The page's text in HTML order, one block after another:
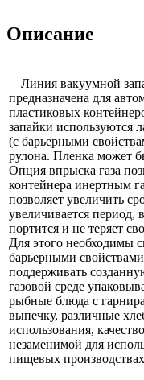
Описание
Линия вакуумной
предназначена для
пластиковых
запайки используются
(с барьерными
рулона. Пленка может
Опция впрыска газа
контейнера инертным
позволяет увеличить
увеличивается период,
портится и не теряет
Для этого необходимы
барьерными
поддерживать
газовой среде
рыбные блюда с
выпечку, различные
использования,
незаменимой для
пищевых